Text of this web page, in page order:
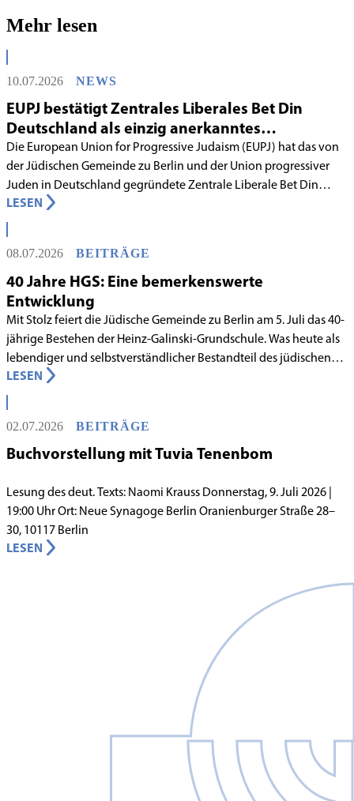
Mehr lesen
10.07.2026 NEWS
EUPJ bestätigt Zentrales Liberales Bet Din
Deutschland als einzig anerkanntes
liberales Rabbinatsgericht
Die European Union for Progressive Judaism (EUPJ) hat das von
der Jüdischen Gemeinde zu Berlin und der Union progressiver
Juden in Deutschland gegründete Zentrale Liberale Bet Din
Deutschland mit Wirkung zum 1. Juni 2026 als anerkanntes
Rabbinatsgericht aufgenommen.
LESEN
08.07.2026 BEITRÄGE
40 Jahre HGS: Eine bemerkenswerte
Entwicklung
Mit Stolz feiert die Jüdische Gemeinde zu Berlin am 5. Juli das 40-
jährige Bestehen der Heinz-Galinski-Grundschule. Was heute als
lebendiger und selbstverständlicher Bestandteil des jüdischen
Lebens in Berlin gilt, begann in den 1980er-Jahren unter
schwierigen Voraussetzungen. Vor dem Hintergrund eines
innergemeindlichen Wandels entstand bereits 1983 die Idee, eine
jüdische Grundschule zu gründen.
LESEN
02.07.2026 BEITRÄGE
Buchvorstellung mit Tuvia Tenenbom
Lesung des deut. Texts: Naomi Krauss Donnerstag, 9. Juli 2026 |
19:00 Uhr Ort: Neue Synagoge Berlin Oranienburger Straße 28–
30, 10117 Berlin
LESEN